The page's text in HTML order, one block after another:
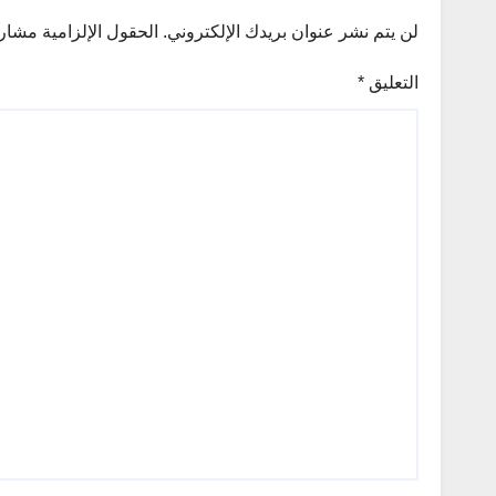
لن يتم نشر عنوان بريدك الإلكتروني. الحقول الإلزامية مشار
التعليق *